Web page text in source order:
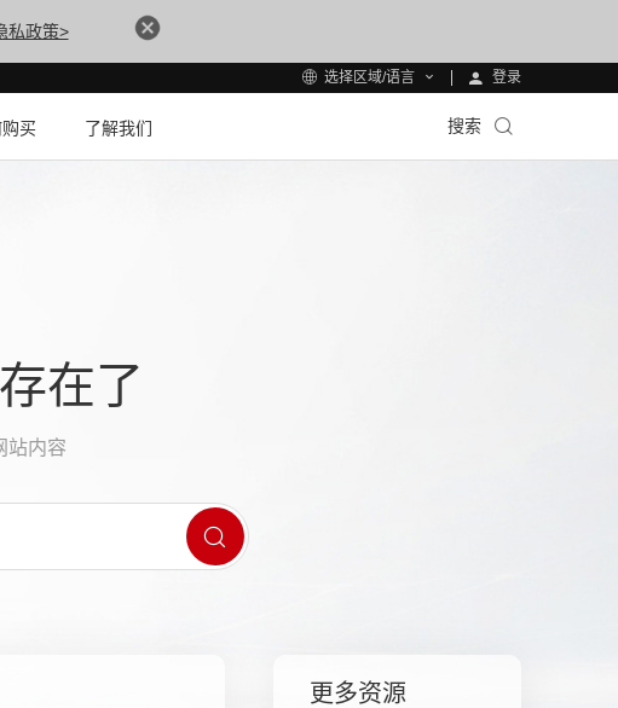
私政策>
选择区域/语言 登录
买 了解我们 搜索
在了
站内容
更多资源